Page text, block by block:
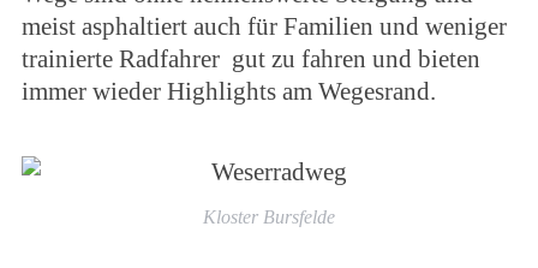
meist asphaltiert auch für Familien und weniger
trainierte Radfahrer gut zu fahren und bieten
immer wieder Highlights am Wegesrand.
Kloster Bursfelde